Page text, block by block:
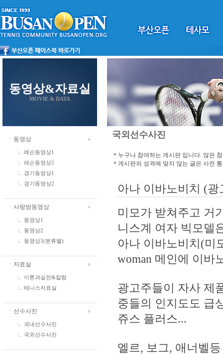
동영상&자료실
MOVIE & DATA
ㆍ동영상
레슨동영상1
레슨동영상2
경기동영상1
경기동영상2
ㆍ사랑방동영상
동영상1
동영상2
동영상3(분류별)
ㆍ자료실
이론과실전&칼럼
테니스자료실
ㆍ선수사진
국내선수사진
국외선수사진
국외선수사진
＊누구나 참여하는 게시판 입니다. 많은
＊게시판의 성격에 맞지 않는 글은 사전
아나 이바노비치 (
미모가 받쳐주고 거
니스계 여자 빅모델
아나 이바노비치(미
woman 메인에 이바
광고주들이 자사 제
중들의 인지도도 급
쥬스 플러스...
엘르, 보그, 애너벨